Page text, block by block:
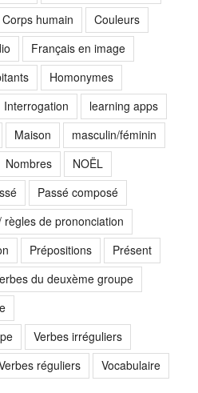
Corps humain
Couleurs
Français en image
Homonymes
Interrogation
learning apps
Maison
masculin/féminin
Nombres
NOËL
Passé composé
règles de prononciation
Prépositions
Présent
du deuxème groupe
Verbes irréguliers
réguliers
Vocabulaire